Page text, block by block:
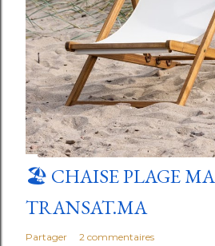
🏖️ CHAISE PLAGE
TRANSAT.MA
Partager 2 commentaires